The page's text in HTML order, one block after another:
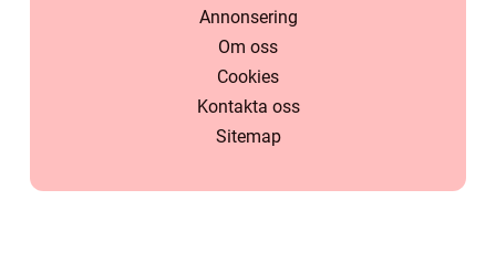
Annonsering
Om oss
Cookies
Kontakta oss
Sitemap